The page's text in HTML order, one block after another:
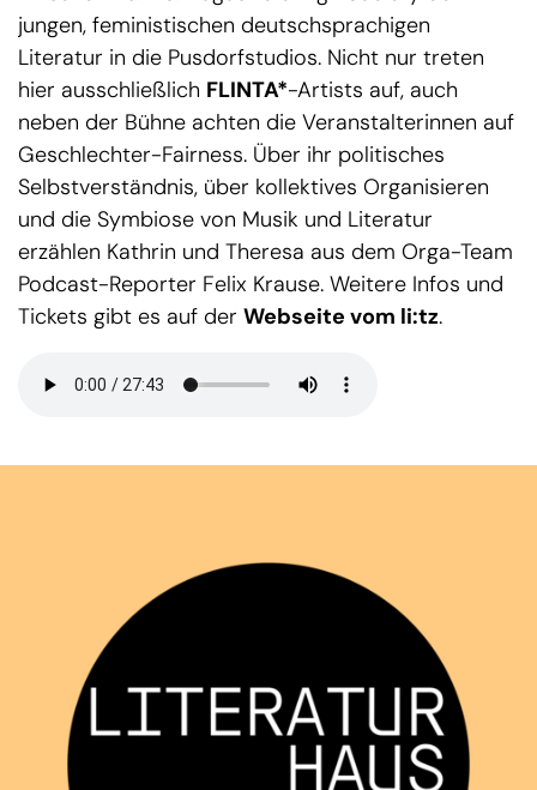
jungen, feministischen deutschsprachigen
Literatur in die Pusdorfstudios. Nicht nur treten
hier ausschließlich FLINTA*-Artists auf, auch
neben der Bühne achten die Veranstalterinnen auf
Geschlechter-Fairness. Über ihr politisches
Selbstverständnis, über kollektives Organisieren
und die Symbiose von Musik und Literatur
erzählen Kathrin und Theresa aus dem Orga-Team
Podcast-Reporter Felix Krause. Weitere Infos und
Tickets gibt es auf der Webseite vom li:tz.